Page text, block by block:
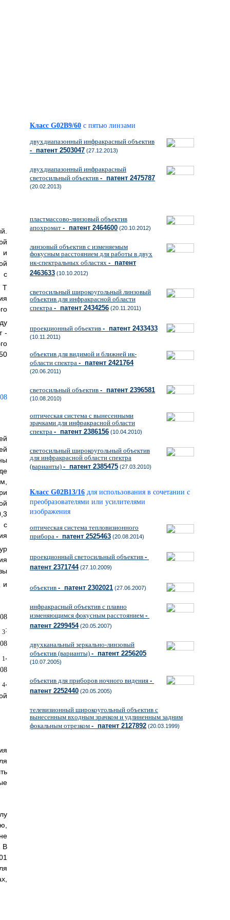
и
с
T
-
с
, и
3:
1
4,
В
Класс G02B9/60 с пятью линзами
двухдиапазонный инфракрасный объектив
- патент 2503047 (27.12.2013)
двухдиапазонный инфракрасный
светосильный объектив - патент 2475787
(20.02.2013)
пластмассово-линзовый объектив
апохромат - патент 2464600 (20.10.2012)
линзовый объектив с изменяемым
фокусным расстоянием для работы в двух
ик-спектральных областях - патент
2463633 (10.10.2012)
светосильный широкоугольный линзовый
объектив для инфракрасной области
спектра - патент 2434256 (20.11.2011)
проекционный объектив - патент 2433433
(10.11.2011)
объектив для видимой и ближней ик-
области спектра - патент 2421764
(20.06.2011)
светосильный объектив - патент 2396581
(10.08.2010)
оптическая система с вынесенными
зрачками для инфракрасной области
спектра - патент 2386156 (10.04.2010)
светосильный широкоугольный объектив
для инфракрасной области спектра
(варианты) - патент 2385475 (27.03.2010)
Класс G02B13/16 для использования в сочетании с
преобразователями или усилителями
изображения
оптическая система тепловизионного
прибора - патент 2525463 (20.08.2014)
проекционный светосильный объектив -
патент 2371744(27.10.2009)
объектив - патент 2302021 (27.06.2007)
инфракрасный объектив с плавно
изменяющимся фокусным расстоянием -
патент 2299454(20.05.2007)
двухканальный зеркально-линзовый
объектив (варианты) - патент 2256205
(10.07.2005)
объектив для приборов ночного видения -
патент 2252440 (20.05.2005)
телевизионный широкоугольный объектив с
вынесенным входным зрачком и удлиненным задним
фокальным отрезком - патент 2127892 (20.03.1999)